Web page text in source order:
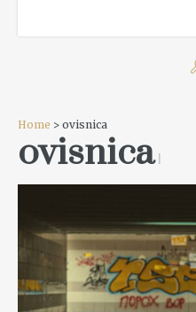
Home > ovisnica
ovisnica1